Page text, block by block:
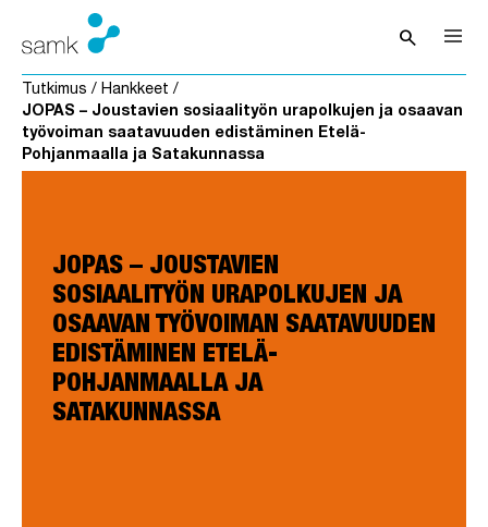
Siirry sisältöön
searchAvaa haku
Tutkimus / Hankkeet /
JOPAS – Joustavien sosiaalityön urapolkujen ja osaavan
työvoiman saatavuuden edistäminen Etelä-
Pohjanmaalla ja Satakunnassa
JOPAS – JOUSTAVIEN
SOSIAALITYÖN URAPOLKUJEN JA
OSAAVAN TYÖVOIMAN SAATAVUUDEN
EDISTÄMINEN ETELÄ-
POHJANMAALLA JA
SATAKUNNASSA